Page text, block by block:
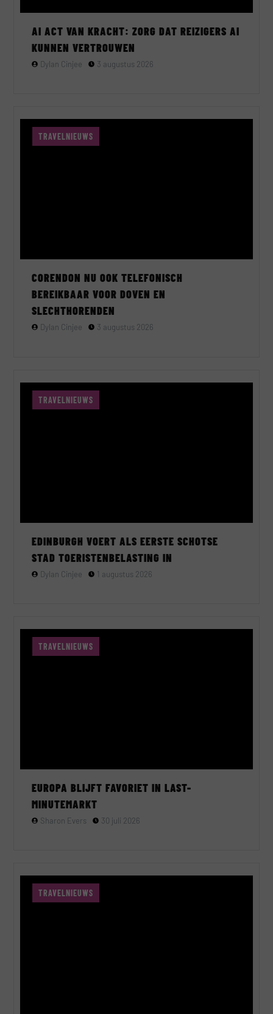
AI ACT VAN KRACHT: ZORG DAT REIZIGERS AI
KUNNEN VERTROUWEN
Dylan Cinjee 3 augustus 2026
TRAVELNIEUWS
CORENDON NU OOK TELEFONISCH
BEREIKBAAR VOOR DOVEN EN
SLECHTHORENDEN
Dylan Cinjee 3 augustus 2026
TRAVELNIEUWS
EDINBURGH VOERT ALS EERSTE SCHOTSE
STAD TOERISTENBELASTING IN
Dylan Cinjee 1 augustus 2026
TRAVELNIEUWS
EUROPA BLIJFT FAVORIET IN LAST-
MINUTEMARKT
Sharon Evers 30 juli 2026
TRAVELNIEUWS